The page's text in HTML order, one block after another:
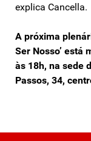
explica Cancella.
A próxima
Ser Nosso’ está
às 18h, na sede
Passos, 34,